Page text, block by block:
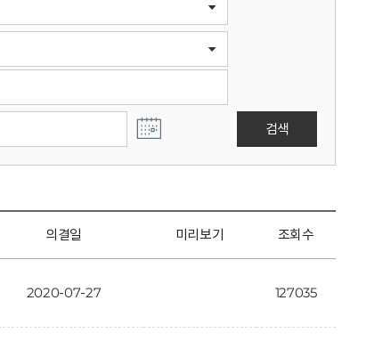
검색
의결일 미리보기 조회수
2020-07-27 127035